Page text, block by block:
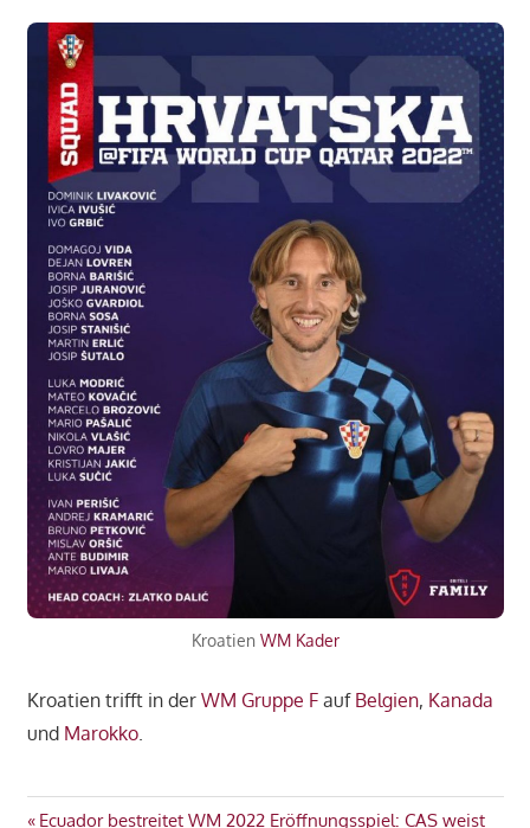
Kroatien WM Kader
Kroatien trifft in der WM Gruppe Fauf Belgien, Kanada
und Marokko.
GRUPPE
Vorheriger
Ecuador bestreitet WM 2022 Eröffnungsspiel: CAS weist